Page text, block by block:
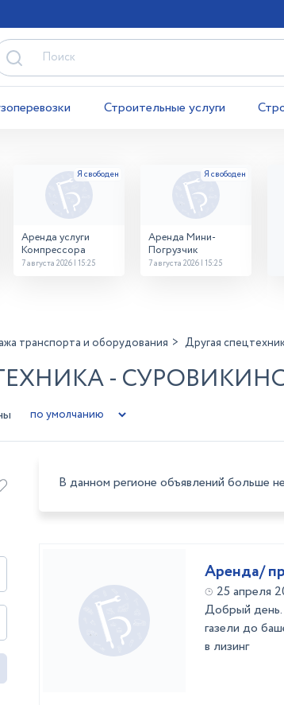
Строительные услуги
Аренда услуги
Компрессора
7 августа 2026 | 15:25
Аренда Мини-
Погрузчик
7 августа 2026 | 15:25
транспорта и оборудования Другая
-
В данном регионе объявлений больше
Аренда/
25 апреля
Добрый
газели до
в лизинг